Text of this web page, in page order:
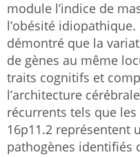
module l’indice de
l’obésité
démontré que la
de gènes au même
traits cognitifs et
l’architecture
récurrents tels que
16p11.2 représentent
pathogènes identifiés